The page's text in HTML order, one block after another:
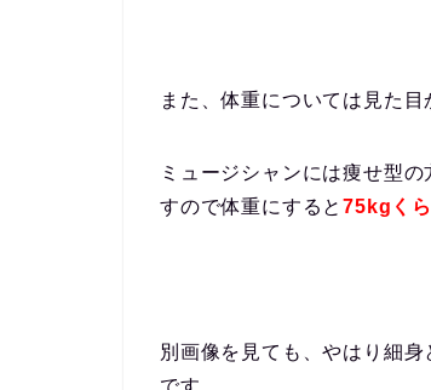
また、体重については見た
ミュージシャンには痩せ型
すので体重にすると75 kgく
別画像を見ても、やはり細
です。